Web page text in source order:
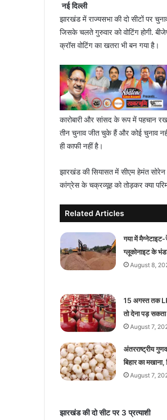
नई दिल्ली
झारखंड में राज्यसभा की दो सीटों पर
जिसके चलते गुरुवार को वोटिंग होगी.
क्रॉस वोटिंग का खतरा भी बन गया है।
कारोबारी और सांसद के रूप में पहचान
तीन चुनाव जीत चुके हैं और कोई चुनाव
ही काफी नहीं है।
झारखंड की सियासत में सीएम हेमंत
कांग्रेस के चक्रव्यूह को तोड़कर क्या
Related Articles
गया में
ग्लूकोनाइट के
August 8,
15 अगस्त तक
तो देना पड़
August 7,
अंतरराष्ट्रीय
बिहार का
August 7,
झारखंड की दो सीट पर 3 प्रत्याशी